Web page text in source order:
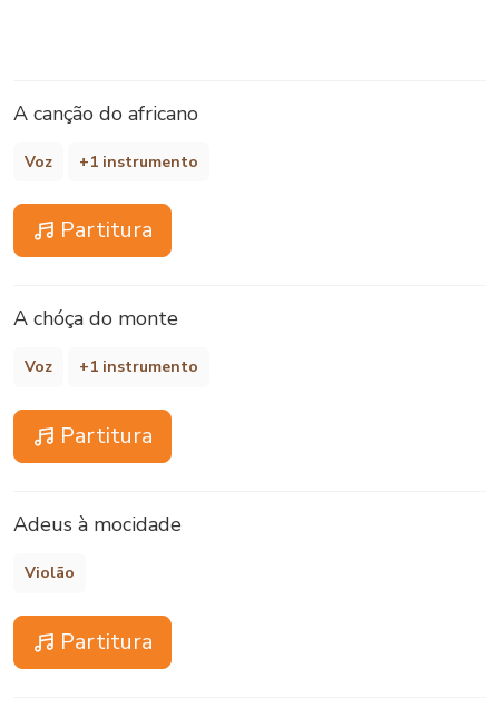
A canção do africano
Voz +1 instrumento
Partitura
A chóça do monte
Voz +1 instrumento
Partitura
Adeus à mocidade
Violão
Partitura